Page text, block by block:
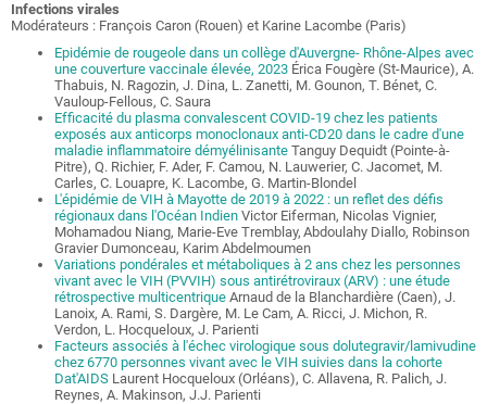
Infections virales
Modérateurs : François Caron (Rouen) et Karine Lacombe (Paris)
Epidémie de rougeole dans un collège d'Auvergne- Rhône-Alpes avec
une couverture vaccinale élevée, 2023 Érica Fougère (St-Maurice), A.
Thabuis, N. Ragozin, J. Dina, L. Zanetti, M. Gounon, T. Bénet, C.
Vauloup-Fellous, C. Saura
Efficacité du plasma convalescent COVID-19 chez les patients
exposés aux anticorps monoclonaux anti-CD20 dans le cadre d'une
maladie inflammatoire démyélinisante Tanguy Dequidt (Pointe-à-
Pitre), Q. Richier, F. Ader, F. Camou, N. Lauwerier, C. Jacomet, M.
Carles, C. Louapre, K. Lacombe, G. Martin-Blondel
L'épidémie de VIH à Mayotte de 2019 à 2022 : un reflet des défis
régionaux dans l'Océan Indien Victor Eiferman, Nicolas Vignier,
Mohamadou Niang, Marie-Eve Tremblay, Abdoulahy Diallo, Robinson
Gravier Dumonceau, Karim Abdelmoumen
Variations pondérales et métaboliques à 2 ans chez les personnes
vivant avec le VIH (PVVIH) sous antirétroviraux (ARV) : une étude
rétrospective multicentrique Arnaud de la Blanchardière (Caen), J.
Lanoix, A. Rami, S. Dargère, M. Le Cam, A. Ricci, J. Michon, R.
Verdon, L. Hocqueloux, J. Parienti
Facteurs associés à l'échec virologique sous dolutegravir/lamivudine
chez 6770 personnes vivant avec le VIH suivies dans la cohorte
Dat'AIDS Laurent Hocqueloux (Orléans), C. Allavena, R. Palich, J.
Reynes, A. Makinson, J.J. Parienti